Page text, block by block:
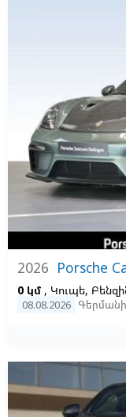
2026 Porsche
0 կմ , Կուպե,
08.08.2026